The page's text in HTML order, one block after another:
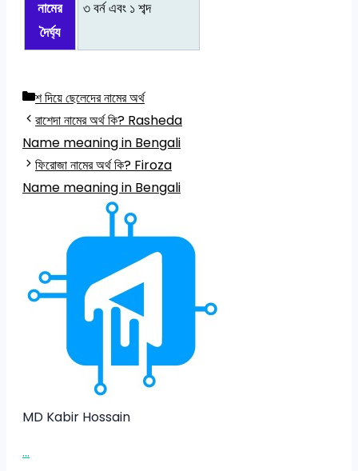
নামের
দৈর্ঘ্য
৩ বর্ন এবং ১ শব্দ
Categories
শ দিয়ে ছেলেদের নামের অর্থ
রাশেদা নামের অর্থ কি? Rasheda
Name meaning in Bengali
ফিরোজা নামের অর্থ কি? Firoza
Name meaning in Bengali
MD Kabir Hossain
...